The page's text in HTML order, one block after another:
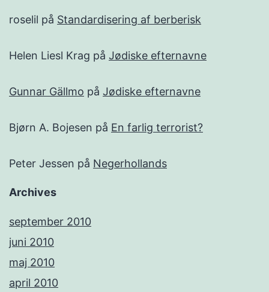
roselil på Standardisering af berberisk
Helen Liesl Krag på Jødiske efternavne
Gunnar Gällmo på Jødiske efternavne
Bjørn A. Bojesen på En farlig terrorist?
Peter Jessen på Negerhollands
Archives
september 2010
juni 2010
maj 2010
april 2010